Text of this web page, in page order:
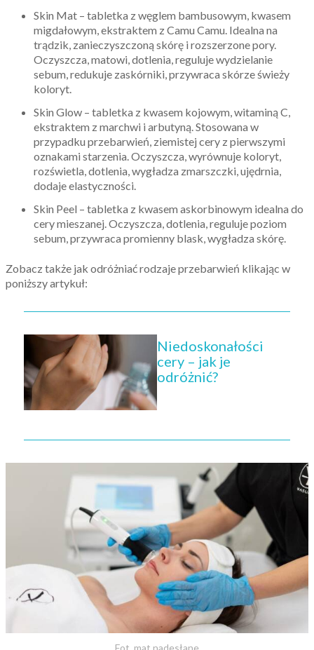
Skin Mat – tabletka z węglem bambusowym, kwasem
migdałowym, ekstraktem z Camu Camu. Idealna na
trądzik, zanieczyszczoną skórę i rozszerzone pory.
Oczyszcza, matowi, dotlenia, reguluje wydzielanie
sebum, redukuje zaskórniki, przywraca skórze świeży
koloryt.
Skin Glow – tabletka z kwasem kojowym, witaminą C,
ekstraktem z marchwi i arbutyną. Stosowana w
przypadku przebarwień, ziemistej cery z pierwszymi
oznakami starzenia. Oczyszcza, wyrównuje koloryt,
rozświetla, dotlenia, wygładza zmarszczki, ujędrnia,
dodaje elastyczności.
Skin Peel – tabletka z kwasem askorbinowym idealna do
cery mieszanej. Oczyszcza, dotlenia, reguluje poziom
sebum, przywraca promienny blask, wygładza skórę.
Zobacz także jak odróżniać rodzaje przebarwień klikając w
poniższy artykuł:
Niedoskonałości
cery – jak je
odróżnić?